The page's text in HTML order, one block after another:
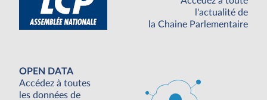
l'actualité de
la Chaine Parlementaire
OPEN DATA
Accédez à toutes
les données de